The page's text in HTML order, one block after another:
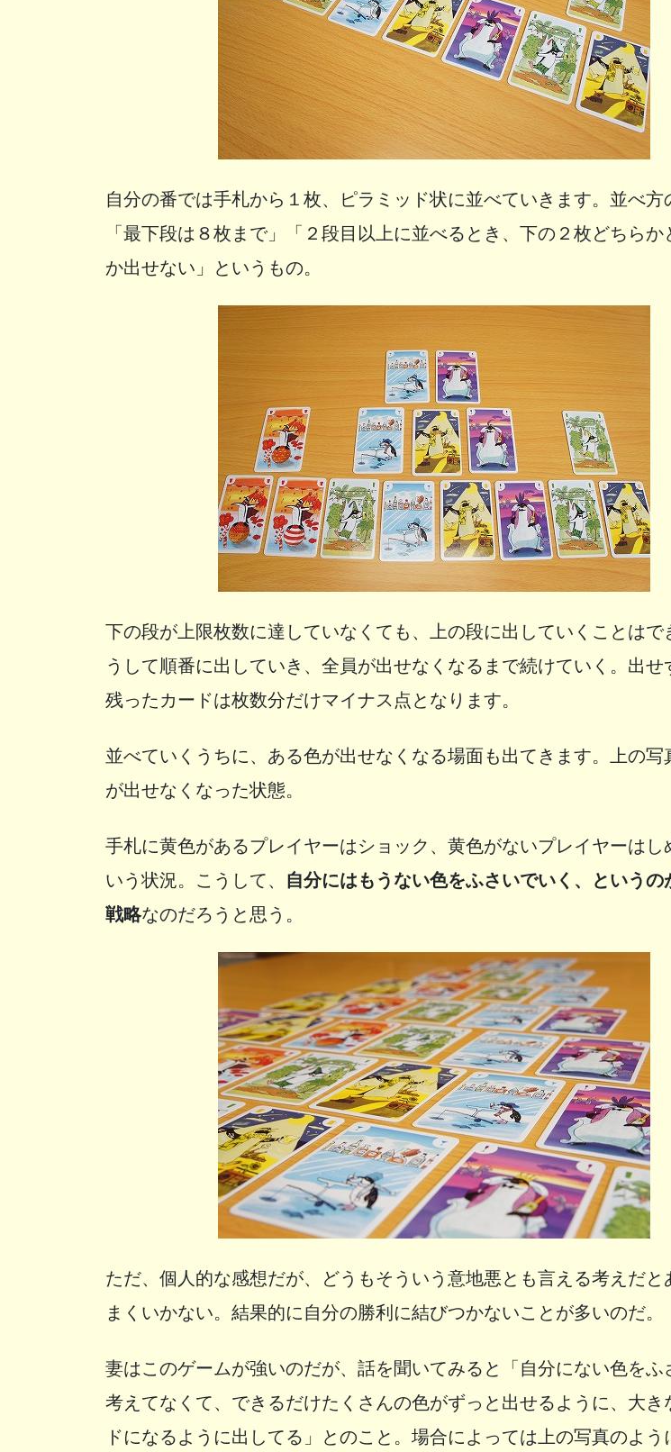
自分の番では手札から１枚、ピラミッド状に並べていきます。並べ方
「最下段は８枚まで」「２段目以上に並べるとき、下の２枚どちらか
か出せない」というもの。
下の段が上限枚数に達していなくても、上の段に出していくことはで
うして順番に出していき、全員が出せなくなるまで続けていく。出せ
残ったカードは枚数分だけマイナス点となります。
並べていくうちに、ある色が出せなくなる場面も出てきます。上の写
が出せなくなった状態。
手札に黄色があるプレイヤーはショック、黄色がないプレイヤーはし
いう状況。こうして、 自分にはもうない色をふさいでいく、というの
戦略なのだろうと思う。
ただ、個人的な感想だが、どうもそういう意地悪とも言える考えだと
まくいかない。結果的に自分の勝利に結びつかないことが多いのだ。
妻はこのゲームが強いのだが、話を聞いてみると「自分にない色をふ
考えてなくて、できるだけたくさんの色がずっと出せるように、大き
ドになるように出してる」とのこと。場合によっては上の写真のよう